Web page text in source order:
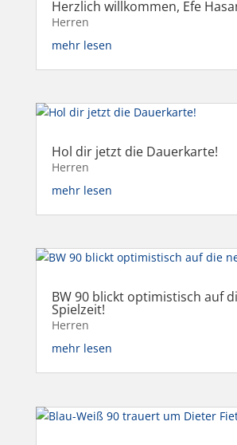
Herzlich willkommen, Efe
Herren
mehr lesen
Hol dir jetzt die Dauerkarte!
Herren
mehr lesen
BW 90 blickt optimistisch auf
Spielzeit!
Herren
mehr lesen